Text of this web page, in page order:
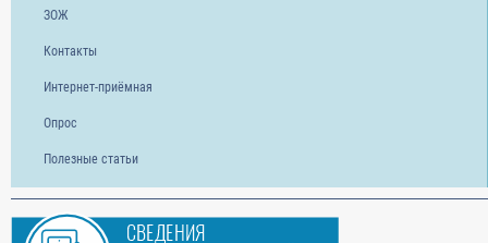
ЗОЖ
Контакты
Интернет-приёмная
Опрос
Полезные статьи